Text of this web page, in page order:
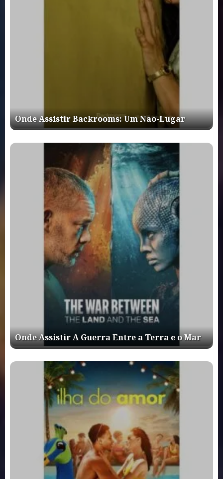
Onde Assistir Backrooms: Um Não-Lugar
Onde Assistir A Guerra Entre a Terra e o Mar